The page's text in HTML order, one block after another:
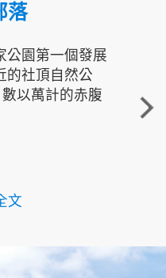
落
公園第一個發展
的社頂自然公
以萬計的赤腹
文
重
走進